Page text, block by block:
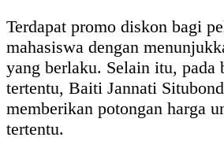
Terdapat promo diskon bagi
mahasiswa dengan
yang berlaku. Selain itu, pada
tertentu, Baiti Jannati
memberikan potongan harga
tertentu.